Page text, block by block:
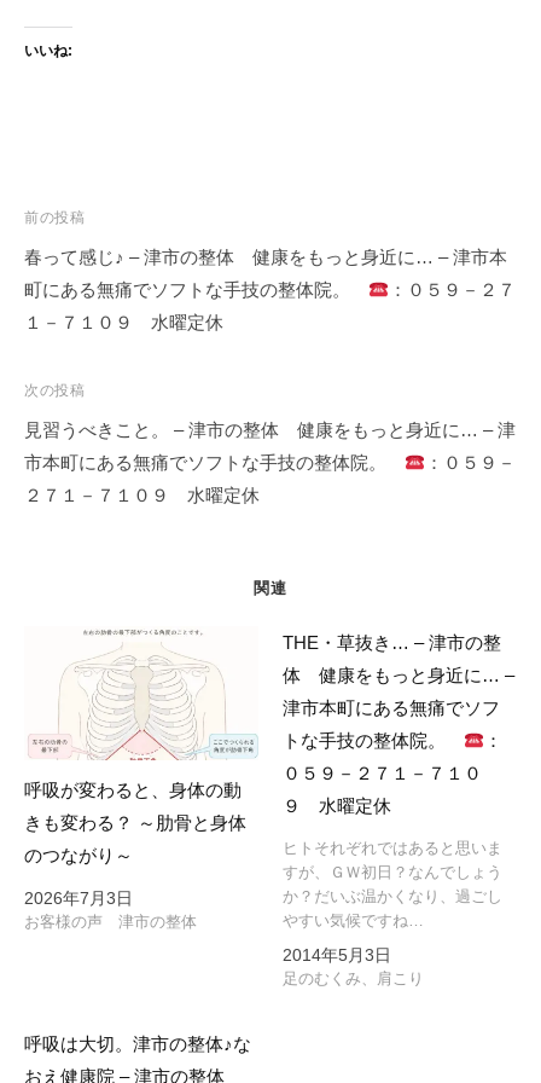
いいね:
投
稿
ナ
ビ
ー
シ
ョ
ン
前の投稿
春って感じ♪ – 津市の整体 健康をもっと身近に… – 津市本
町にある無痛でソフトな手技の整体院。
：０５９－２７
１－７１０９ 水曜定休
次の投稿
見習うべきこと。 – 津市の整体 健康をもっと身近に… – 津
市本町にある無痛でソフトな手技の整体院。
：０５９－
２７１－７１０９ 水曜定休
関連
呼吸が変わると、身体の動
きも変わる？ ～肋骨と身体
のつながり～
2026年7月3日
お客様の声 津市の整体
THE・草抜き… – 津市の整
体 健康をもっと身近に… –
津市本町にある無痛でソフ
トな手技の整体院。
：
０５９－２７１－７１０
９ 水曜定休
ヒトそれぞれではあると思いま
すが、ＧＷ初日？なんでしょう
か？だいぶ温かくなり、過ごし
やすい気候ですね…
2014年5月3日
足のむくみ、肩こり
呼吸は大切。津市の整体♪な
おえ健康院 – 津市の整体